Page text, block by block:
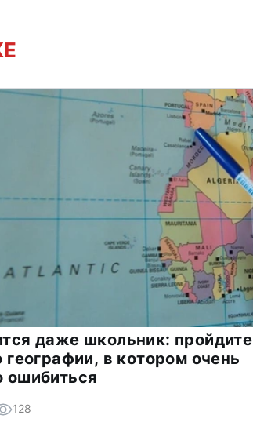
даже школьник: пройдите
географии, в котором очень
ошибиться
128